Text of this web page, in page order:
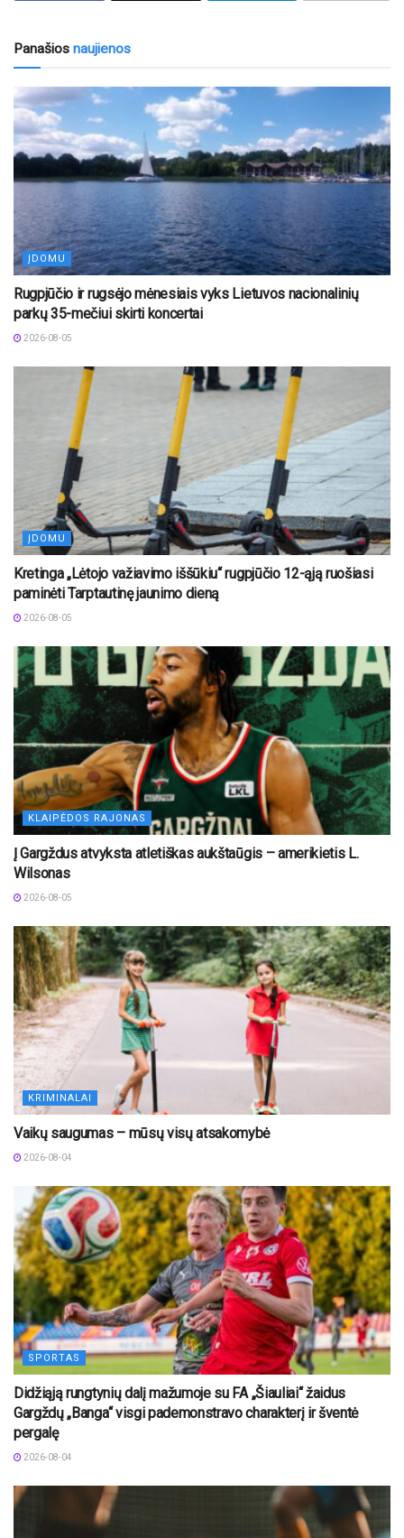
Panašios naujienos
ĮDOMU
Rugpjūčio ir rugsėjo mėnesiais vyks Lietuvos nacionalinių
parkų 35-mečiui skirti koncertai
2026-08-05
ĮDOMU
Kretinga „Lėtojo važiavimo iššūkiu“ rugpjūčio 12-ąją ruošiasi
paminėti Tarptautinę jaunimo dieną
2026-08-05
KLAIPĖDOS RAJONAS
Į Gargždus atvyksta atletiškas aukštaūgis – amerikietis L.
Wilsonas
2026-08-05
KRIMINALAI
Vaikų saugumas – mūsų visų atsakomybė
2026-08-04
SPORTAS
Didžiąją rungtynių dalį mažumoje su FA „Šiauliai“ žaidus
Gargždų „Banga“ visgi pademonstravo charakterį ir šventė
pergalę
2026-08-04